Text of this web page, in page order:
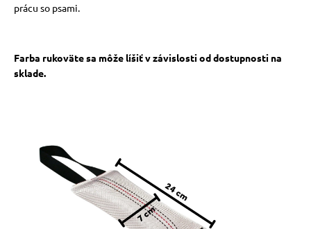
prácu so psami.
Farba rukoväte sa môže líšiť v závislosti od dostupnosti na
sklade.